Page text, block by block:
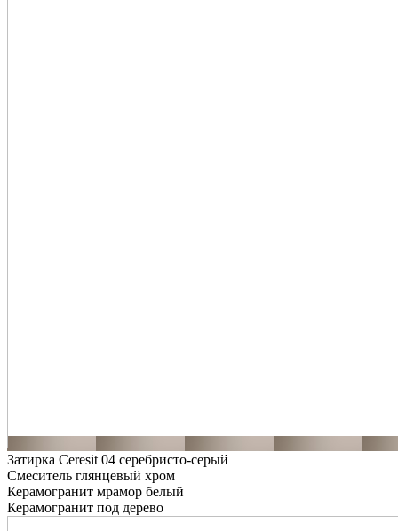
Затирка Ceresit 04 серебристо-серый
Смеситель глянцевый хром
Керамогранит мрамор белый
Керамогранит под дерево